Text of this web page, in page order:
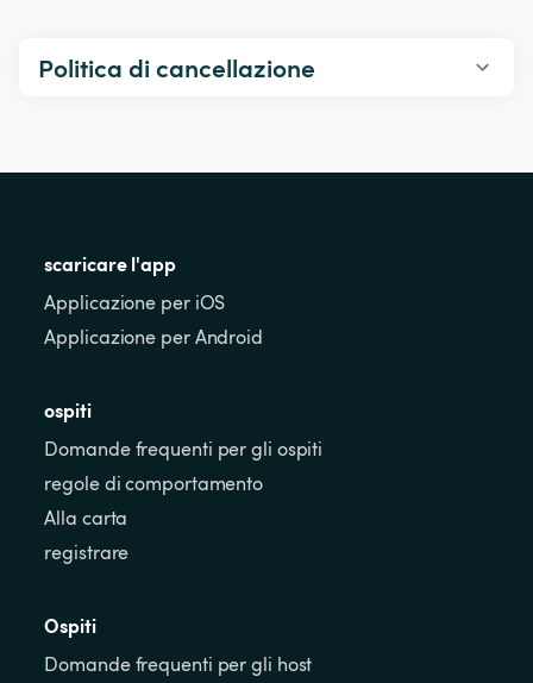
Politica di cancellazione
scaricare l'app
Applicazione per iOS
Applicazione per Android
ospiti
Domande frequenti per gli ospiti
regole di comportamento
Alla carta
registrare
Ospiti
Domande frequenti per gli host